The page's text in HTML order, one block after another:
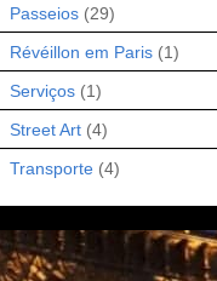
Passeios (29)
Révéillon em Paris (1)
Serviços (1)
Street Art (4)
Transporte (4)